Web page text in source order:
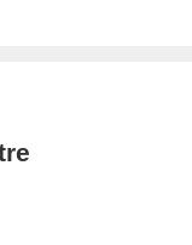
author/admin/